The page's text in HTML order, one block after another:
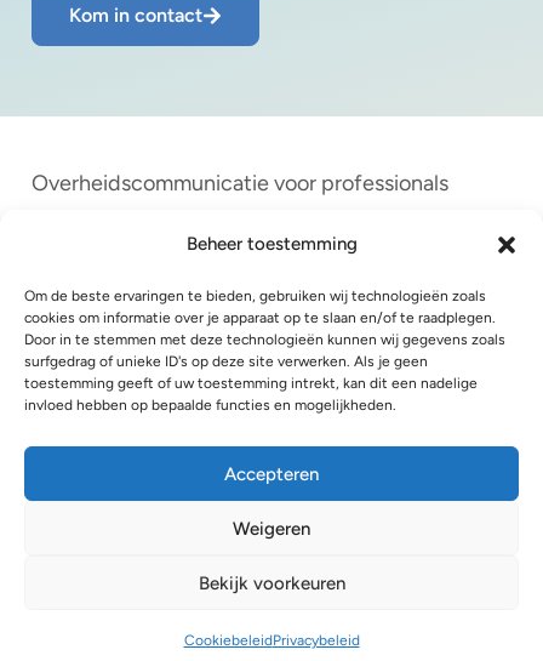
Beheer toestemming
Om de beste ervaringen te bieden, gebruiken wij technologieën zoals
cookies om informatie over je apparaat op te slaan en/of te raadplegen.
Door in te stemmen met deze technologieën kunnen wij gegevens zoals
surfgedrag of unieke ID's op deze site verwerken. Als je geen
toestemming geeft of uw toestemming intrekt, kan dit een nadelige
invloed hebben op bepaalde functies en mogelijkheden.
Accepteren
Weigeren
Bekijk voorkeuren
CookiebeleidPrivacybeleid
Kom in contact
Overheidscommunicatie voor professionals
Wat denk jij?
Aanbod
Copyright 2025 © Overheidscommunicatie voor
Privacyverklaring